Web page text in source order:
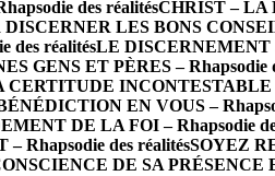
des réalitésCHRIST – LA
LES BONS
des réalitésLE
GENS ET PÈRES – Rhapsodie
CERTITUDE
EN VOUS –
DE LA FOI – Rhapsodie
Rhapsodie des réalitésSOYEZ
DE SA PRÉSENCE